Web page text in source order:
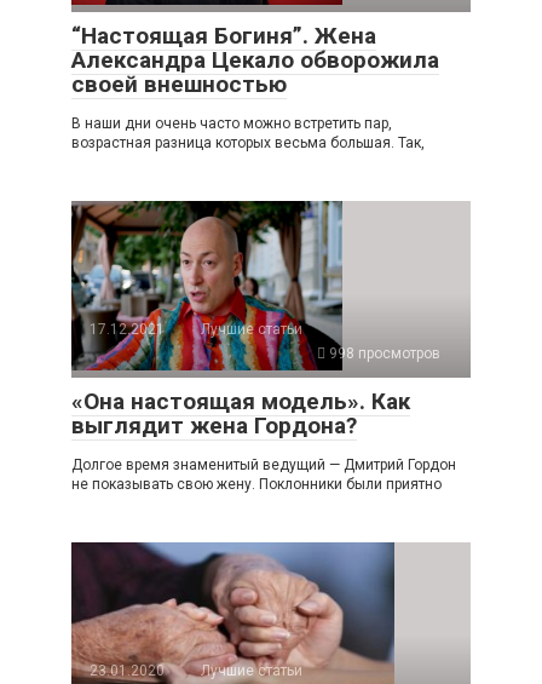
“Настоящая Богиня”. Жена
Александра Цекало обворожила
своей внешностью
В наши дни очень часто можно встретить пар,
возрастная разница которых весьма большая. Так,
17.12.2021
Лучшие статьи
998 просмотров
«Она настоящая модель». Как
выглядит жена Гордона?
Долгое время знаменитый ведущий — Дмитрий Гордон
не показывать свою жену. Поклонники были приятно
23.01.2020
Лучшие статьи